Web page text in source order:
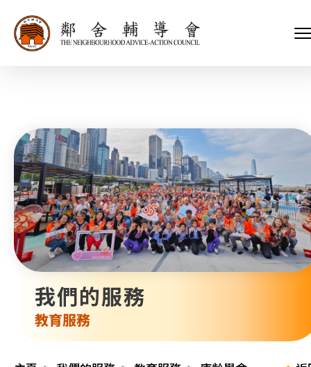
我們的服務
教育服務
會長、副會長
執行委員會及總幹事
招標項目
關於我們
家庭及兒童福利服務
青少年服務
內地服務
教育服務
醫療衞生服務
社會企業
我們的服務
我們的夥伴
捐款方法
支持我們
新聞稿及媒體報導
會訊及刊物